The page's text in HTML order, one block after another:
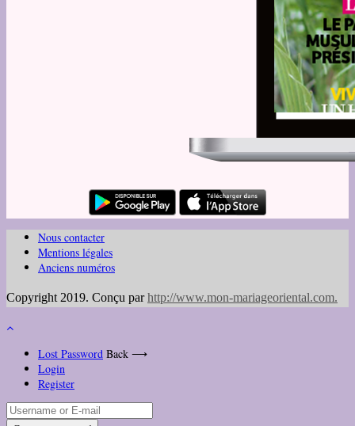
Nous contacter
Mentions légales
Anciens numéros
Copyright 2019. Conçu parhttp://www.mon-mariageoriental.com.
Lost Password Back ⟶
Login
Register